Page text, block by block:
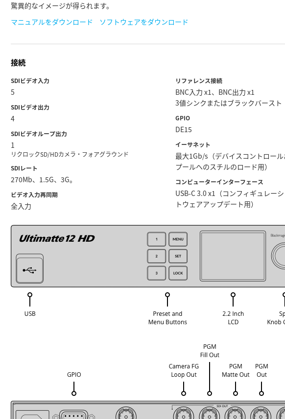
驚異的なイメージが得られます。
マニュアルをダウンロード
ソフトウェアをダウンロード
接続
SDIビデオ入力
5
SDIビデオ出力
4
SDIビデオループ出力
1
リクロックSD/HDカメラ・フォアグラウンド
SDIレート
270Mb、1.5G、3G。
ビデオ入力再同期
全入力
リファレンス接続
BNC入力 x1、BNC出力 x1
3値シンクまたはブラックバースト
GPIO
DE15
イーサネット
最大1Gb/s（デバイスコントロー
プールへのスチルのロード用）
コンピューターインターフェース
USB-C 3.0 x1（コンフィギュレー
トウェアアップデート用）